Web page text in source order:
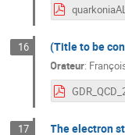
16 (Title to be
Orateur:
17 The electron